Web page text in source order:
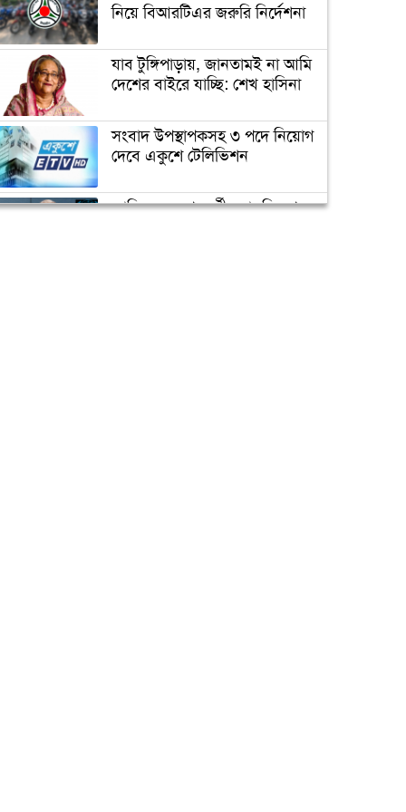
ভাস্কর্যবিরোধী অবস্থান (ভিডিও)
সৌদি যুবরাজ সালমানকে
মুজিববর্ষ উদযাপনে আমন্ত্রণ
ভিডিও দেখুন
এক্সপ্রেসওয়ে নির্মাণ কাজ
নিয়ে বিআরটিএর জরুরি নির্দেশনা
যাব টুঙ্গিপাড়ায়, জানতামই না আমি
দেশের বাইরে যাচ্ছি: শেখ হাসিনা
সংবাদ উপস্থাপকসহ ৩ পদে নিয়োগ
দেবে একুশে টেলিভিশন
জাতিসংঘের পরবর্তী মহাসচিব পদে